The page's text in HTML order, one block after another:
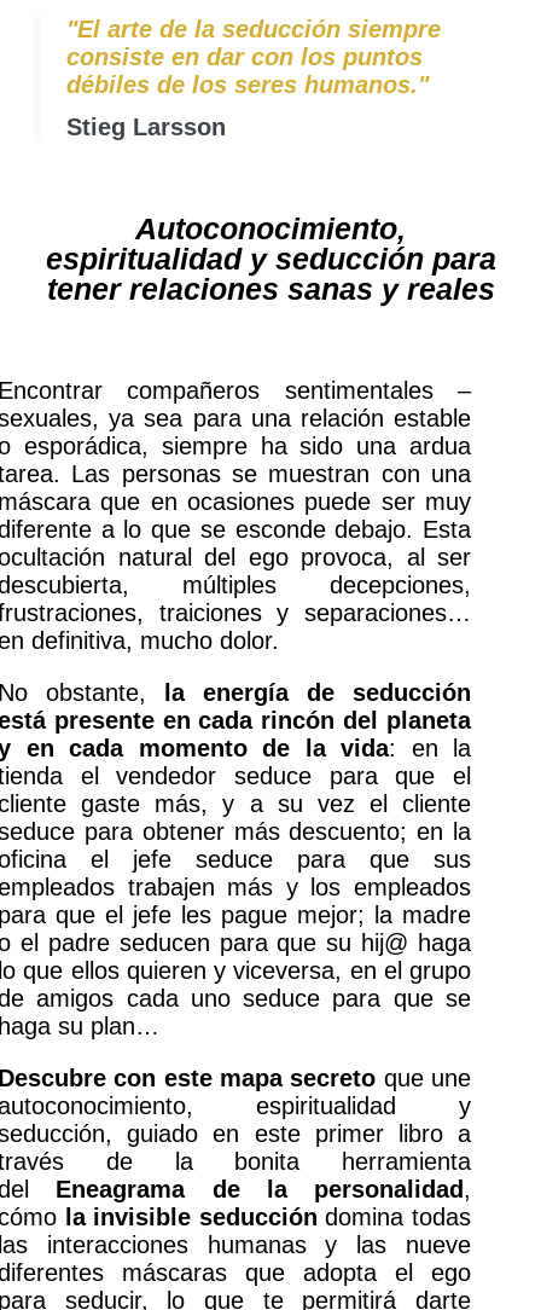
"El arte de la seducción siempre
consiste en dar con los puntos
débiles de los seres humanos."
Stieg Larsson
Autoconocimiento,
espiritualidad y seducción para
tener relaciones sanas y reales
compañeros sentimentales –
ya sea para una relación estable
esporádica, siempre ha sido una ardua
Las personas se muestran con una
que en ocasiones puede ser muy
a lo que se esconde debajo. Esta
natural del ego provoca, al ser
múltiples decepciones,
traiciones y separaciones…
definitiva, mucho dolor.
obstante,
la energía de seducción
presente en cada rincón del planeta
en cada momento de la vida: en la
el vendedor seduce para que el
gaste más, y a su vez el cliente
para obtener más descuento; en la
el jefe seduce para que sus
trabajen más y los empleados
que el jefe les pague mejor; la madre
el padre seducen para que su hij@ haga
que ellos quieren y viceversa, en el grupo
amigos cada uno seduce para que se
su plan…
con este mapa secreto que une
espiritualidad y
guiado en este primer libro a
de la bonita herramienta
Eneagrama de la personalidad,
la invisible seducción domina todas
interacciones humanas y las nueve
máscaras que adopta el ego
seducir, lo que te permitirá darte